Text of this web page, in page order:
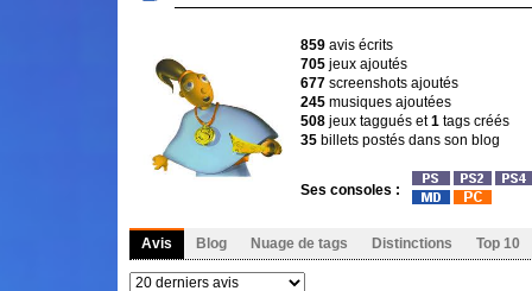
859 avis écrits
705 jeux ajoutés
677 screenshots ajoutés
245 musiques ajoutées
508 jeux taggués et1 tags créés
35 billets postés dans son blog
Ses consoles :
Avis Blog Nuage de tags Distinctions Top 10